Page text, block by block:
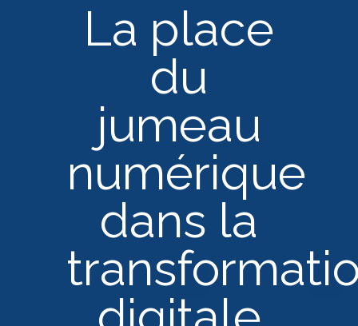
La place
du
jumeau
numérique
dans la